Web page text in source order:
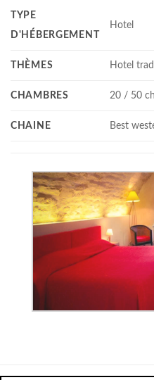
TYPE
D'HÉBERGEMENT
Hotel
THÈMES Hotel
CHAMBRES 20 / 50
CHAINE Best